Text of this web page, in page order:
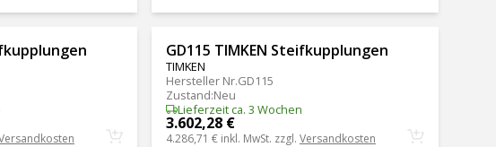
GD115 TIMKEN Steifkupplungen
TIMKEN
Hersteller Nr.GD115
Zustand:Neu
Lieferzeit ca. 3 Wochen
3.602,28 €
4.286,71 € inkl. MwSt. zzgl. Versandkosten